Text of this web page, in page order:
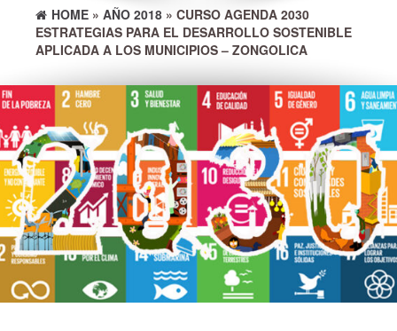
HOME » AÑO 2018 » CURSO AGENDA 2030
ESTRATEGIAS PARA EL DESARROLLO SOSTENIBLE
APLICADA A LOS MUNICIPIOS – ZONGOLICA